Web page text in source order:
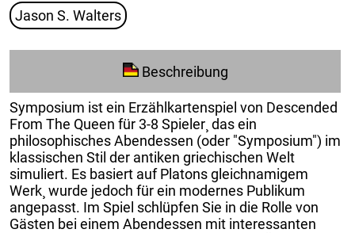
Jason S. Walters
Beschreibung
Symposium ist ein Erzählkartenspiel von Descended
From The Queen für 3-8 Spieler¸ das ein
philosophisches Abendessen (oder "Symposium") im
klassischen Stil der antiken griechischen Welt
simuliert. Es basiert auf Platons gleichnamigem
Werk¸ wurde jedoch für ein modernes Publikum
angepasst. Im Spiel schlüpfen Sie in die Rolle von
Gästen bei einem Abendessen mit interessanten